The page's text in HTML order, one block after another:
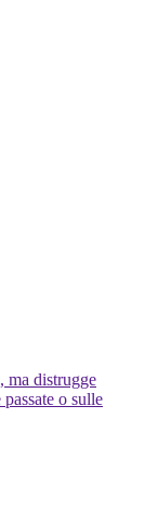
ma distrugge
o sulle